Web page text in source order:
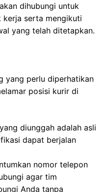
dihubungi untuk
kerja serta mengikuti
yang telah ditetapkan.
yang perlu diperhatikan
posisi kurir di
diunggah adalah asli
dapat berjalan
nomor telepon
agar tim
Anda tanpa